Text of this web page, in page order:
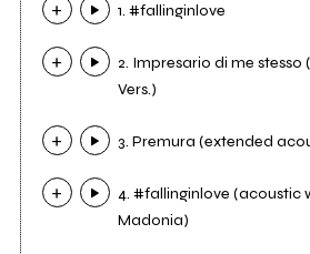
1. #fallinginlove
2. Impresario di me stesso
Vers.)
3. Premura (extended
4. #fallinginlove (acoustic
Madonia)